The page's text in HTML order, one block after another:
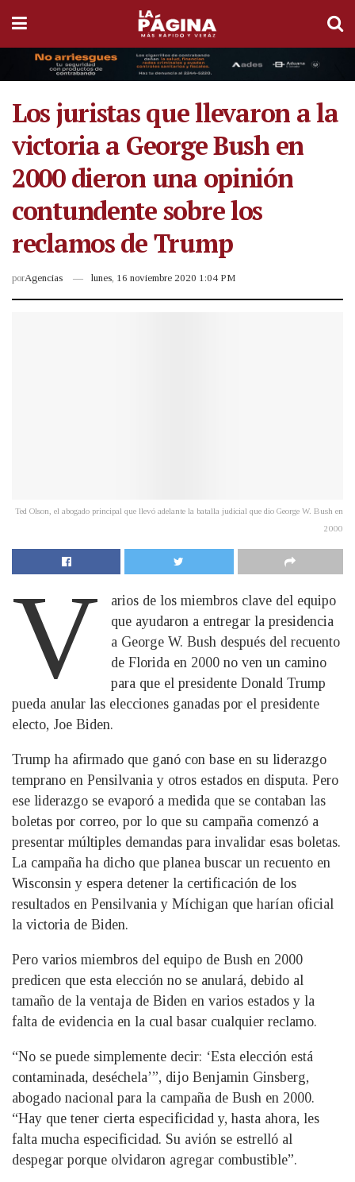
Los juristas que llevaron a la
victoria a George Bush en
2000 dieron una opinión
contundente sobre los
reclamos de Trump
porAgencias lunes, 16 noviembre 2020 1:04 PM
Ted Olson, el abogado principal que llevó adelante la batalla judicial que dio George W. Bush en
2000
V
arios de los miembros clave del equipo
que ayudaron a entregar la presidencia
a George W. Bush después del recuento
de Florida en 2000 no ven un camino
para que el presidente Donald Trump
pueda anular las elecciones ganadas por el presidente
electo, Joe Biden.
Trump ha afirmado que ganó con base en su liderazgo
temprano en Pensilvania y otros estados en disputa. Pero
ese liderazgo se evaporó a medida que se contaban las
boletas por correo, por lo que su campaña comenzó a
presentar múltiples demandas para invalidar esas boletas.
La campaña ha dicho que planea buscar un recuento en
Wisconsin y espera detener la certificación de los
resultados en Pensilvania y Míchigan que harían oficial
la victoria de Biden.
Pero varios miembros del equipo de Bush en 2000
predicen que esta elección no se anulará, debido al
tamaño de la ventaja de Biden en varios estados y la
falta de evidencia en la cual basar cualquier reclamo.
“No se puede simplemente decir: ‘Esta elección está
contaminada, deséchela’”, dijo Benjamin Ginsberg,
abogado nacional para la campaña de Bush en 2000.
“Hay que tener cierta especificidad y, hasta ahora, les
falta mucha especificidad. Su avión se estrelló al
despegar porque olvidaron agregar combustible”.